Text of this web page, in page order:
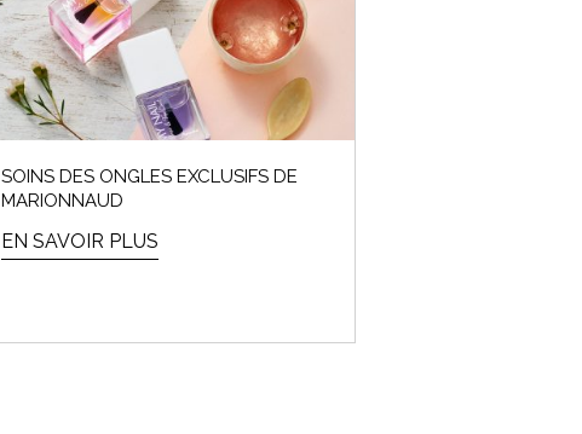
SOINS DES ONGLES EXCLUSIFS DE
MARIONNAUD
EN SAVOIR PLUS